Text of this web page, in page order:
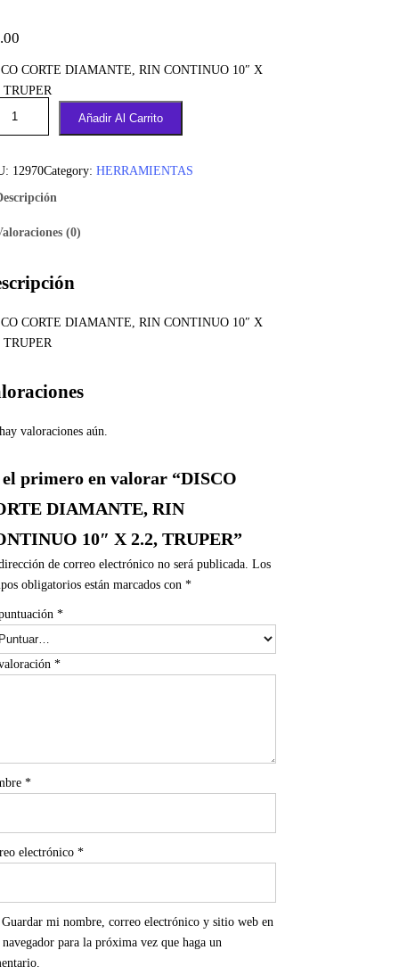
CORTE DIAMANTE, RIN CONTINUO 10″ X
TRUPER
Añadir Al Carrito
12970Category: HERRAMIENTAS
(0)
CORTE DIAMANTE, RIN CONTINUO 10″ X
TRUPER
valoraciones aún.
el primero en valorar “DISCO
DIAMANTE, RIN
10″ X 2.2, TRUPER”
de correo electrónico no será publicada. Los
obligatorios están marcados con *
*
*
*
electrónico *
Guardar mi nombre, correo electrónico y sitio web en
navegador para la próxima vez que haga un